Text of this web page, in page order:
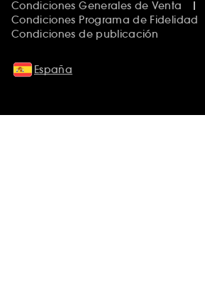
Condiciones Generales de Venta
Condiciones Programa de Fidelidad
Condiciones de publicación
España